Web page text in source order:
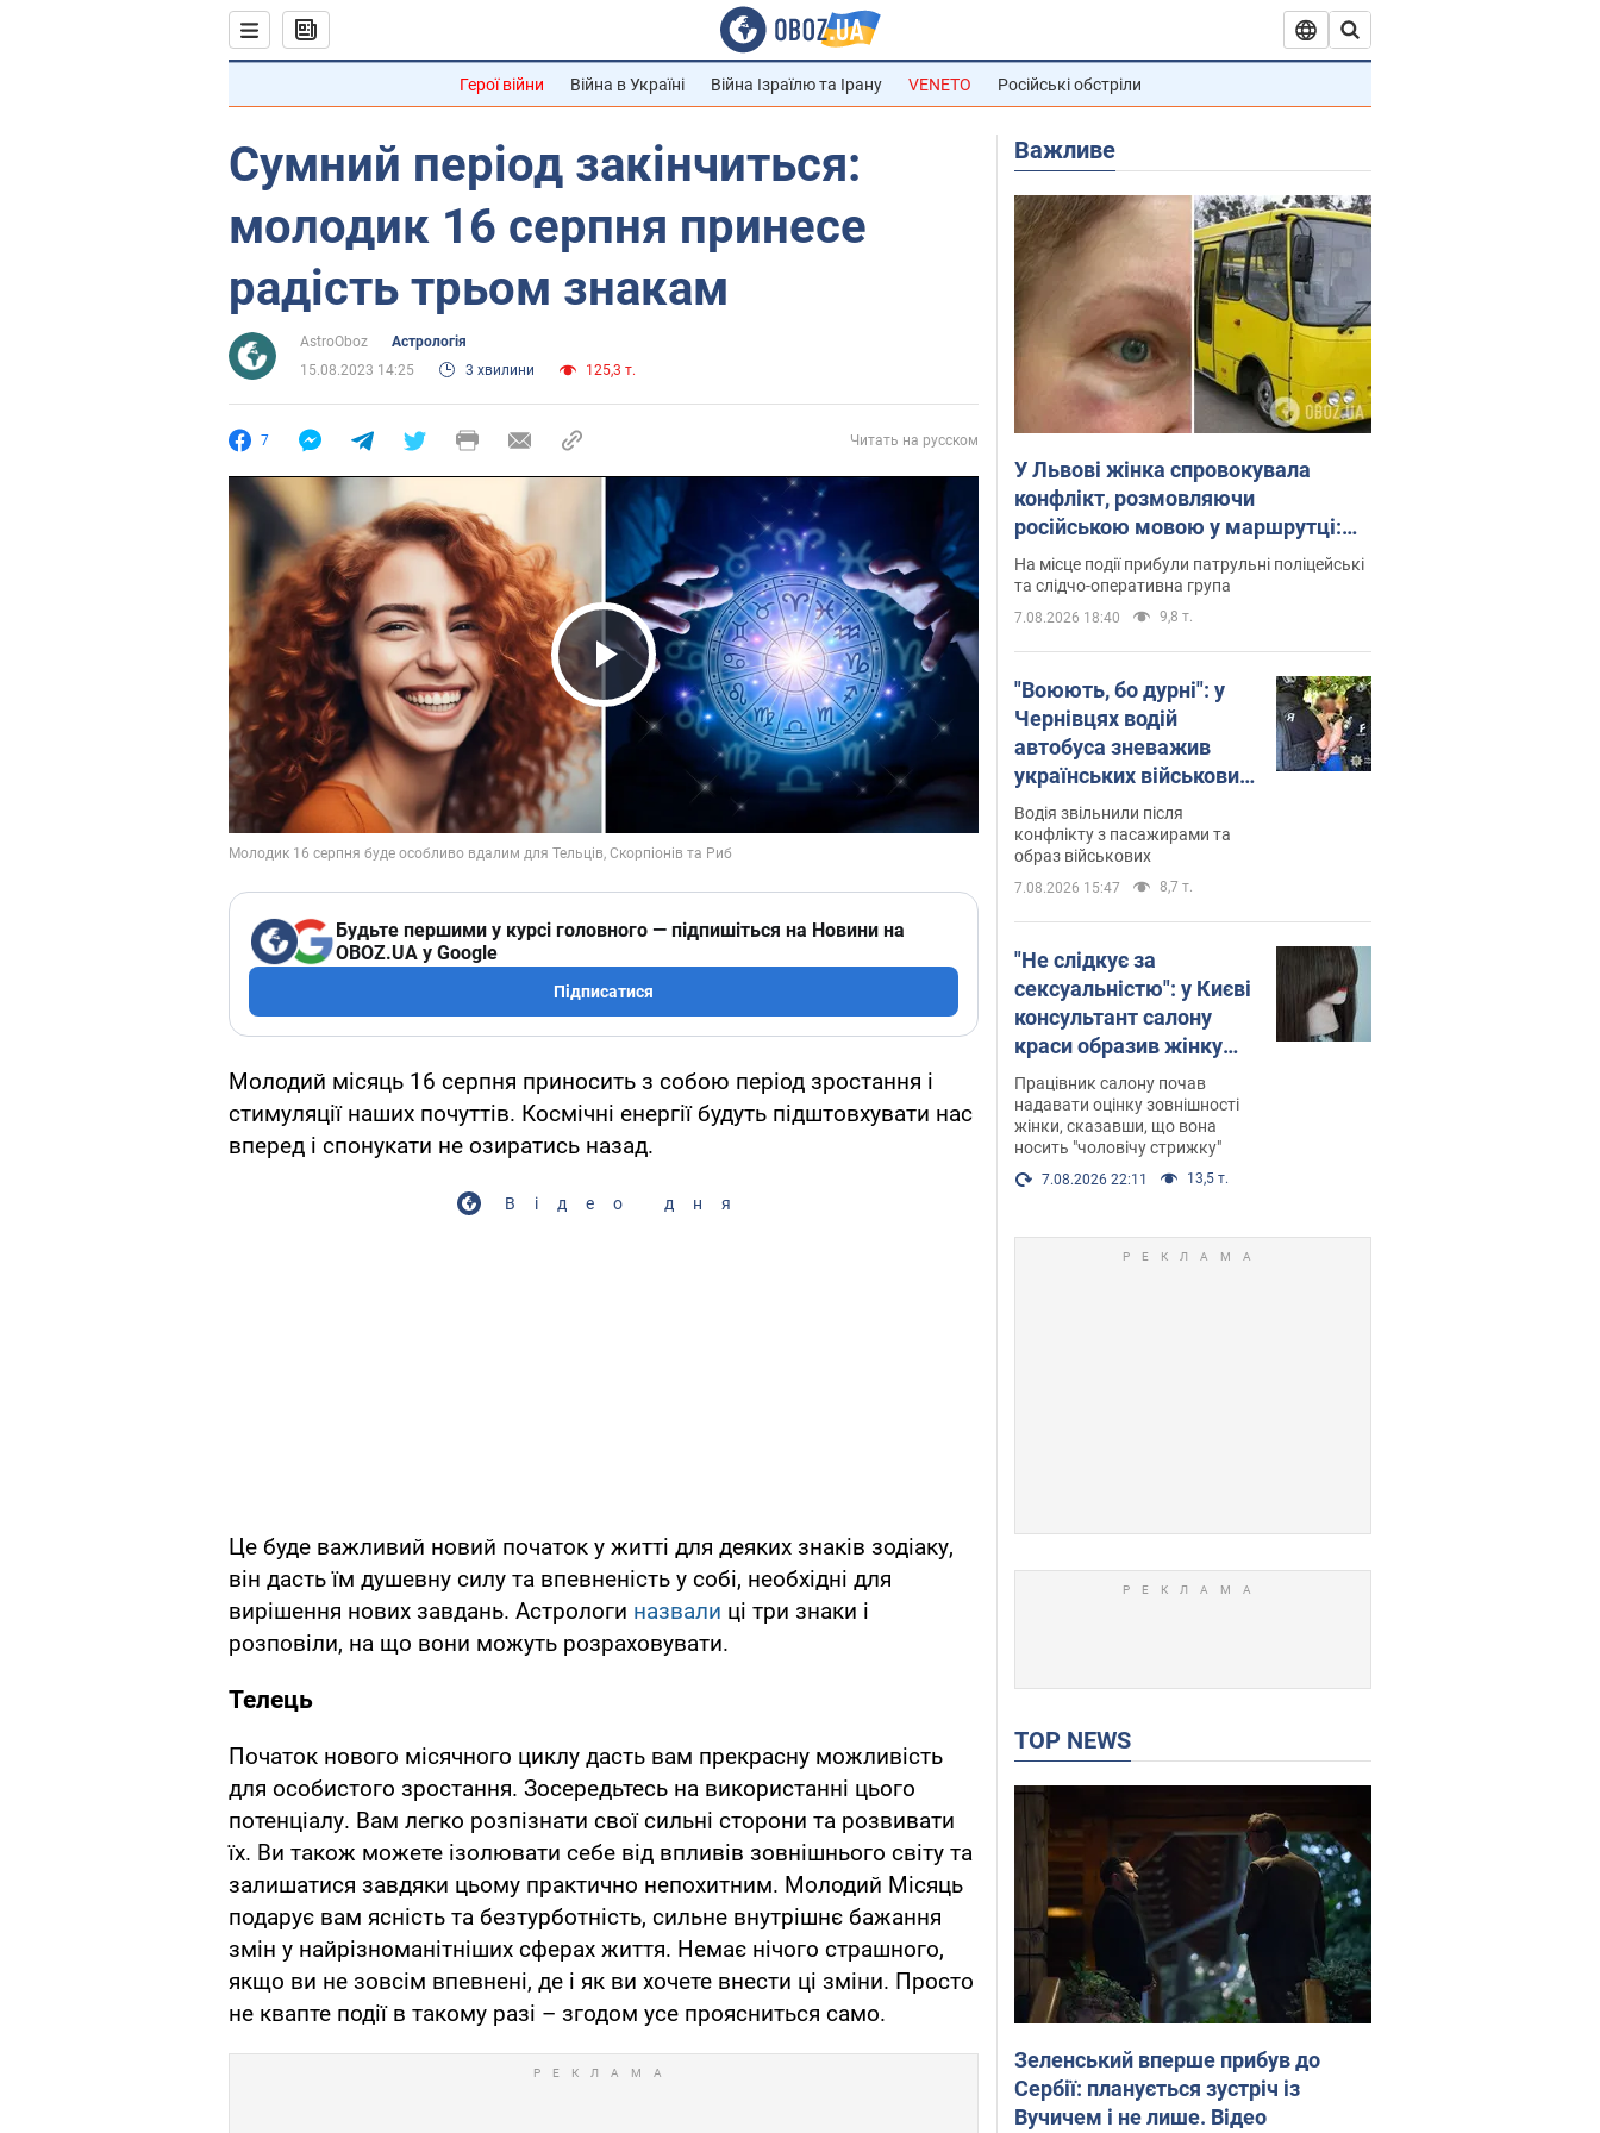
Герої війни Війна в Україні Війна Ізраїлю та Ірану VENETO Російські обстріли
Сумний період закінчиться:
молодик 16 серпня принесе
радість трьом знакам
AstroOboz
Астрологія
15.08.2023 14:25
3 хвилини 125,3 т.
7 Читать на русском
Play Video
Будьте першими у курсі головного — підпишіться на Новини на
OBOZ.UA у Google
Підписатися
Молодий місяць 16 серпня приносить з собою період зростання і
стимуляції наших почуттів. Космічні енергії будуть підштовхувати нас
вперед і спонукати не озиратись назад.
Відео дня
Це буде важливий новий початок у житті для деяких знаків зодіаку,
він дасть їм душевну силу та впевненість у собі, необхідні для
вирішення нових завдань. Астрологи назвали ці три знаки і
розповіли, на що вони можуть розраховувати.
Телець
Початок нового місячного циклу дасть вам прекрасну можливість
для особистого зростання. Зосередьтесь на використанні цього
потенціалу. Вам легко розпізнати свої сильні сторони та розвивати
їх. Ви також можете ізолювати себе від впливів зовнішнього світу та
залишатися завдяки цьому практично непохитним. Молодий Місяць
подарує вам ясність та безтурботність, сильне внутрішнє бажання
змін у найрізноманітніших сферах життя. Немає нічого страшного,
якщо ви не зовсім впевнені, де і як ви хочете внести ці зміни. Просто
не квапте події в такому разі – згодом усе проясниться само.
Важливе
У Львові жінка спровокувала
конфлікт, розмовляючи
російською мовою у маршрутці:
поліція склала адмінпротокол.
Відео
На місце події прибули патрульні поліцейські
та слідчо-оперативна група
7.08.2026 18:40 9,8 т.
"Воюють, бо дурні": у
Чернівцях водій
автобуса зневажив
українських військових
і поплатився. Відео
Водія звільнили після
конфлікту з пасажирами та
образ військових
7.08.2026 15:47 8,7 т.
"Не слідкує за
сексуальністю": у Києві
консультант салону
краси образив жінку
після хімієтерапії,
розгорівся скандал.
Фото
Працівник салону почав
надавати оцінку зовнішності
жінки, сказавши, що вона
носить "чоловічу стрижку"
7.08.2026 22:11 13,5 т.
TOP NEWS
Зеленський вперше прибув до
Сербії: планується зустріч із
Вучичем і не лише. Відео